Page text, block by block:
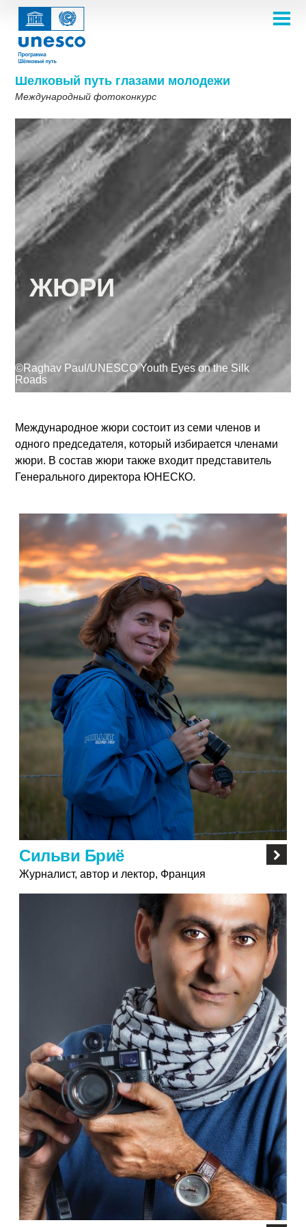
Перейти
основному
содержанию
Шелковый путь глазами молодежи
Международный фотоконкурс
Main
navigationФотоконкурс 2025
О нас
ПРАВИЛА УЧАСТИЯ
ЧАСТО ЗАДАВАЕМЫЕ ВОПРОСЫ
Шелковый путь одним взглядом
Фотоконкурс 2018
Темы
ТЕМЫ 2026
ТЕМЫ 2025
ТЕМЫ 2023
ТЕМЫ 2022
ТЕМЫ 2021
ТЕМЫ 2019-2020
ТЕМЫ 2018
ГАЛЕРЕЯ
Галерея для вдохновения
ПОБЕДИТЕЛИ 2022
ПОБЕДИТЕЛИ 2019-2020
Галерея победителей 2018
English Français
العربية
Русский
中文 فارسی
Español
Korean
При поддержке
User
account
menu
ПРИНЯТЬ УЧАСТИЕ
ЖЮРИ
©Raghav Paul/UNESCO Youth Eyes on the Silk
Roads
Международное жюри состоит из семи членов и
одного председателя, который избирается членами
жюри. В состав жюри также входит представитель
Генерального директора ЮНЕСКО.
Сильви Бриё
Журналист, автор и лектор, Франция